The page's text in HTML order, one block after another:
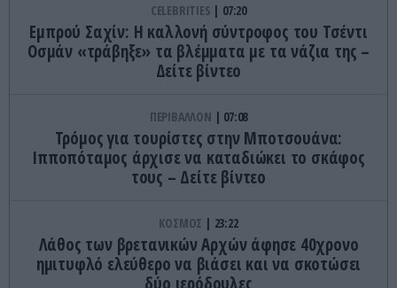
CELEBRITIES 07:20
Εμπρού Σαχίν: Η καλλονή σύντροφος του Τσέντι
Οσμάν «τράβηξε» τα βλέμματα με τα νάζια της –
Δείτε βίντεο
ΠΕΡΙΒΑΛΛΟΝ 07:08
Τρόμος για τουρίστες στην Μποτσουάνα:
Ιπποπόταμος άρχισε να καταδιώκει το σκάφος
τους – Δείτε βίντεο
ΚΟΣΜΟΣ 23:22
Λάθος των βρετανικών Αρχών άφησε 40χρονο
ημιτυφλό ελεύθερο να βιάσει και να σκοτώσει
δύο ιερόδουλες